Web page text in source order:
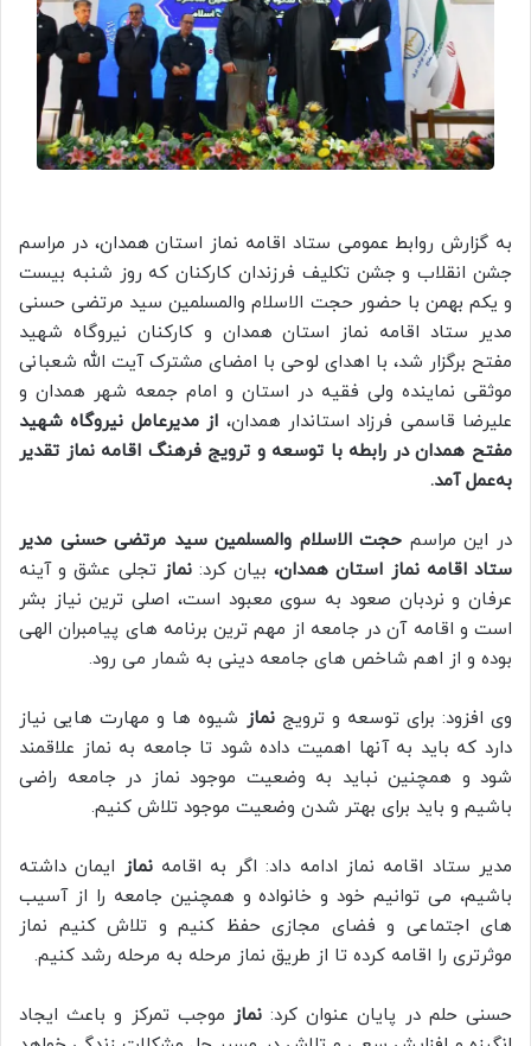
به گزارش روابط عمومی ستاد اقامه نماز استان همدان، در مراسم
جشن انقلاب و جشن تکلیف فرزندان کارکنان که روز شنبه بیست
و یکم بهمن با حضور حجت الاسلام والمسلمین سید مرتضی حسنی
مدیر ستاد اقامه نماز استان همدان و کارکنان نیروگاه شهید
مفتح برگزار شد، با اهدای لوحی با امضای مشترک آیت الله شعبانی
موثقی نماینده ولی فقیه در استان و امام جمعه شهر همدان و
علیرضا قاسمی فرزاد استاندار همدان، از مدیرعامل نیروگاه شهید
مفتح همدان در رابطه با توسعه و ترویج فرهنگ اقامه نماز تقدیر
به‌عمل آمد.
در این مراسم حجت الاسلام والمسلمین سید مرتضی حسنی مدیر
ستاد اقامه نماز استان همدان، بیان کرد:نماز تجلی عشق و آینه
عرفان و نردبان صعود به سوی معبود است، اصلی ترین نیاز بشر
است و اقامه آن در جامعه از مهم ترین برنامه های پیامبران الهی
بوده و از اهم شاخص های جامعه دینی به شمار می رود.
وی افزود: برای توسعه و ترویجنماز شیوه ها و مهارت هایی نیاز
دارد که باید به آنها اهمیت داده شود تا جامعه به نماز علاقمند
شود و همچنین نباید به وضعیت موجود نماز در جامعه راضی
باشیم و باید برای بهتر شدن وضعیت موجود تلاش کنیم.
مدیر ستاد اقامه نماز ادامه داد: اگر به اقامهنماز ایمان داشته
باشیم، می توانیم خود و خانواده و همچنین جامعه را از آسیب
های اجتماعی و فضای مجازی حفظ کنیم و تلاش کنیم نماز
موثرتری را اقامه کرده تا از طریق نماز مرحله به مرحله رشد کنیم.
حسنی حلم در پایان عنوان کرد:نماز موجب تمرکز و باعث ایجاد